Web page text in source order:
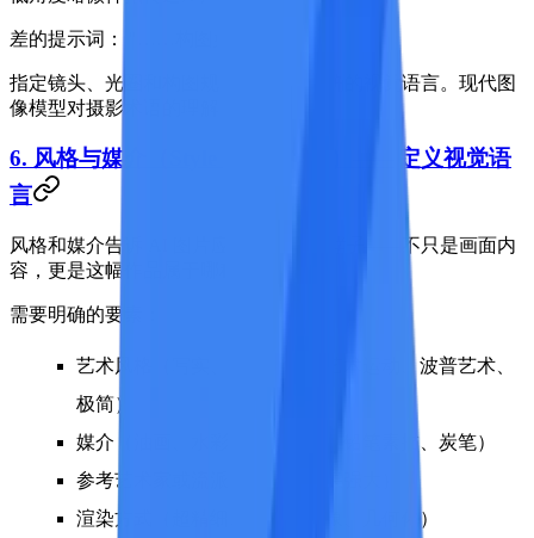
差的提示词：
指定镜头、光圈和构图规则给了 AI 精确的视觉语言。现代图
像模型对摄影术语的理解力惊人地好。
6. 风格与媒介（Style & Medium）——定义视觉语
言
风格和媒介告诉 AI 图片应该
——不只是画面内
容，更是这幅作品属于哪种艺术形式。
需要明确的要素：
艺术风格（写实、印象派、新艺术运动、波普艺术、
极简）
媒介（油画、水彩、数字绘画、铅笔素描、炭笔）
参考艺术家或流派（可选但效果强大）
渲染方式（超精细、写意、抽象、几何化）